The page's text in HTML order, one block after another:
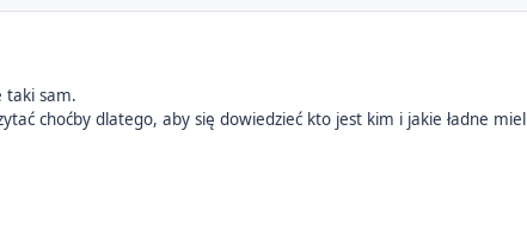
taki sam.
choćby dlatego, aby się dowiedzieć kto jest kim i jakie ładne